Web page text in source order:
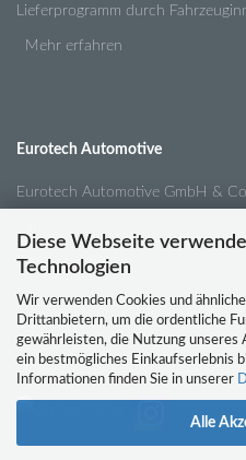
Diese Webseite
Technologien
Wir verwenden Cookies und
Drittanbietern, um die ordentliche
gewährleisten, die Nutzung unseres
ein bestmögliches Einkaufserlebnis
Informationen finden Sie in unserer
Alle
Lieferprogramm durch
Mehr erfahren
Eurotech Automotive
Eurotech Automotive GmbH &
04179 Leipzig
Tel.:0341 / 4210791
Email:info@eurotech-